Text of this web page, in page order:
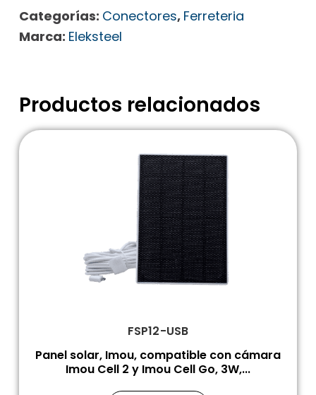
Categorías: Conectores, Ferreteria
Marca: Eleksteel
Productos relacionados
FSP12-USB
Panel solar, Imou, compatible con cámara
Imou Cell 2 y Imou Cell Go, 3W,...